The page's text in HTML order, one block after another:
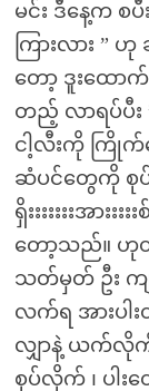
မင်း ဒီနေ့က စ
ကြားလား ”
တော့ ဒူးထော
တည့် လာရပ်ပီး
ငါ့လီးကို ကြိုက်
ဆံပင်တွေကို စုပ်ကို
ရှိးးးးးးးအား
တော့သည်။
သတ်မှတ် ဦး က
လက်ရ အားပါ
လျှာနဲ့ ယက်လိုက်
စုပ်လိုက် ၊ ပါး